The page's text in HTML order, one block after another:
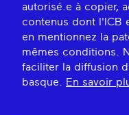
autorisé.e à copier,
contenus dont l'ICB
en mentionnez la
mêmes conditions.
faciliter la diffusion
basque. En savoir